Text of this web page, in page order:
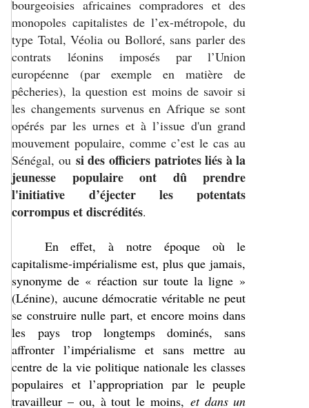
bourgeoisies africaines compradores et des
monopoles capitalistes de l’ex-métropole, du
type Total, Véolia ou Bolloré, sans parler des
contrats léonins imposés par l’Union
européenne (par exemple en matière de
pêcheries), la question est moins de savoir si
les changements survenus en Afrique se sont
opérés par les urnes et à l’issue d'un grand
mouvement populaire, comme c’est le cas au
Sénégal, ou si des officiers patriotes liés à la
jeunesse populaire ont dû prendre
l'initiative d’éjecter les potentats
corrompus et discrédités.
En effet, à notre époque où le
capitalisme-impérialisme est, plus que jamais,
synonyme de « réaction sur toute la ligne »
(Lénine), aucune démocratie véritable ne peut
se construire nulle part, et encore moins dans
les pays trop longtemps dominés, sans
affronter l’impérialisme et sans mettre au
centre de la vie politique nationale les classes
populaires et l’appropriation par le peuple
travailleur – ou, à tout le moins, et dans un